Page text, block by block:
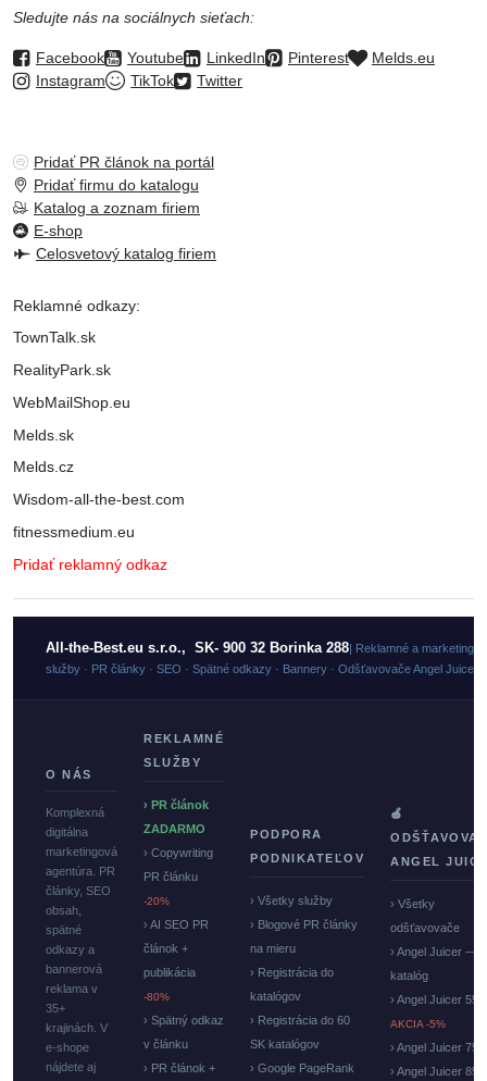
Sledujte nás na sociálnych sieťach:
Facebook Youtube LinkedIn Pinterest
Melds.eu
Instagram
TikTok Twitter
Pridať PR článok na portál
Pridať firmu do katalogu
Katalog a zoznam firiem
E-shop
Celosvetový katalog firiem
Reklamné odkazy:
TownTalk.sk
RealityPark.sk
WebMailShop.eu
Melds.sk
Melds.cz
Wisdom-all-the-best.com
fitnessmedium.eu
Pridať reklamný odkaz
All-the-Best.eu s.r.o., SK- 900 32 Borinka 288| Reklamné a
služby · PR články · SEO · Spätné odkazy · Bannery · Odšťavovače Angel Juicer
O NÁS
Komplexná
digitálna
marketingová
agentúra. PR
články, SEO
obsah,
spätné
odkazy a
bannerová
reklama v
35+
krajinách. V
e-shope
nájdete aj
REKLAMNÉ
SLUŽBY
› PR článok
ZADARMO
› Copywriting
PR článku
-20%
› AI SEO PR
článok +
publikácia
-80%
› Spätný odkaz
v článku
› PR článok +
PODPORA
PODNIKATEĽOV
› Všetky služby
› Blogové PR články
na mieru
› Registrácia do
katalógov
› Registrácia do 60
SK katalógov
› Google PageRank
🍏
ANGEL
› Všetky
odšťavovače
› Angel Juicer —
katalóg
› Angel Juicer
AKCIA -5%
› Angel Juicer
› Angel Juicer